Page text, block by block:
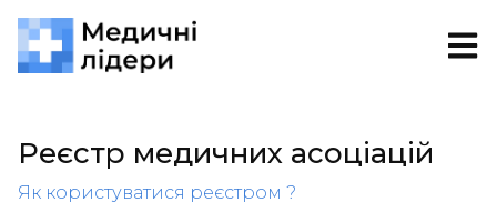
Реєстр медичних асоціацій
Як користуватися реєстром ?